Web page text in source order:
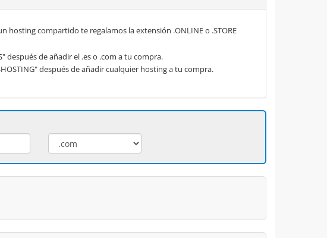
compartido te regalamos la extensión .ONLINE o .STORE
después de añadir el .es o .com a tu compra.
después de añadir cualquier hosting a tu compra.